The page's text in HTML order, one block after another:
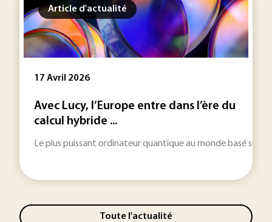
Article d'actualité
17 Avril 2026
Avec Lucy, l’Europe entre dans l’ère du
calcul hybride ...
Le plus puissant ordinateur quantique au monde basé sur
Toute l'actualité